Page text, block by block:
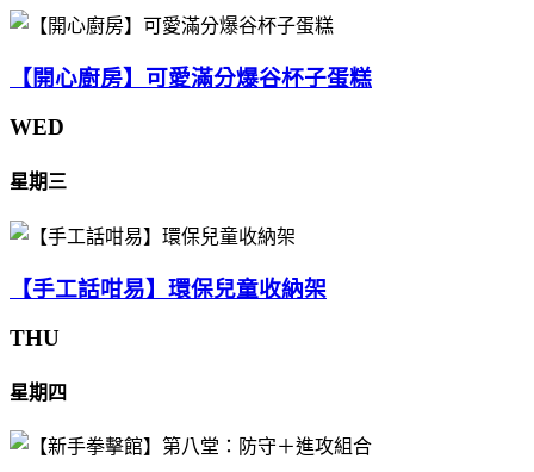
【開心廚房】可愛滿分爆谷杯子蛋糕
WED
星期三
【手工話咁易】環保兒童收納架
THU
星期四